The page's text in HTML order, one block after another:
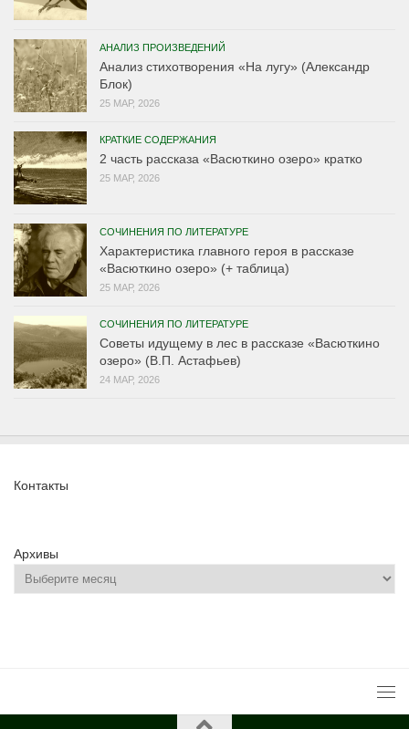
АНАЛИЗ ПРОИЗВЕДЕНИЙ
Анализ стихотворения «На лугу» (Александр
Блок)
25 МАР, 2026
КРАТКИЕ СОДЕРЖАНИЯ
2 часть рассказа «Васюткино озеро» кратко
25 МАР, 2026
СОЧИНЕНИЯ ПО ЛИТЕРАТУРЕ
Характеристика главного героя в рассказе
«Васюткино озеро» (+ таблица)
25 МАР, 2026
СОЧИНЕНИЯ ПО ЛИТЕРАТУРЕ
Советы идущему в лес в рассказе «Васюткино
озеро» (В.П. Астафьев)
24 МАР, 2026
Контакты
Архивы